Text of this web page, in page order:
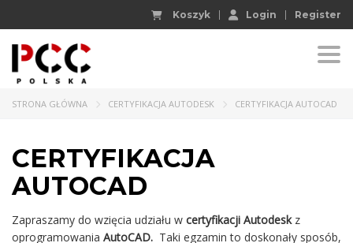
Koszyk Login Register
STRONA GŁÓWNA CERTYFIKACJA AUTODESK CERTYFIKACJA AUTOCAD
CERTYFIKACJA
AUTOCAD
Zapraszamy do wzięcia udziału w certyfikacji Autodeskz
oprogramowania AutoCAD. Taki egzamin to doskonały sposób,